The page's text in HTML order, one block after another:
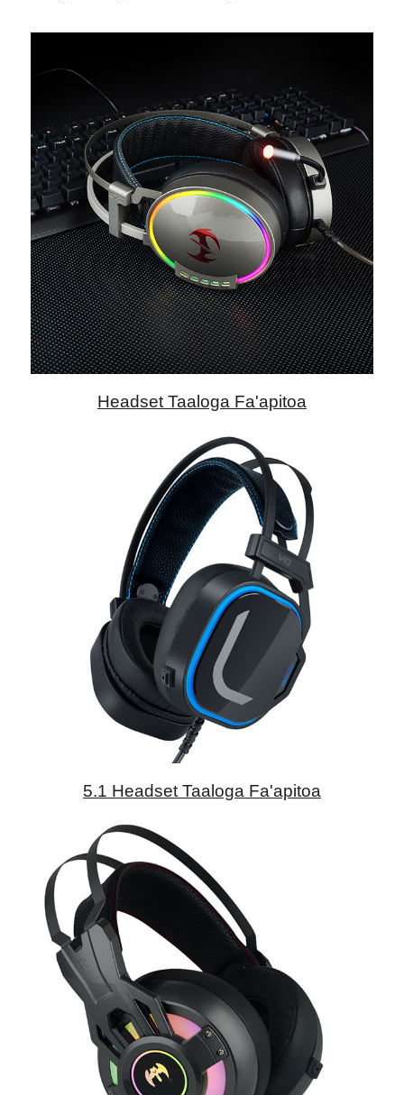
Headset Taaloga Fa'apitoa
5.1 Headset Taaloga Fa'apitoa